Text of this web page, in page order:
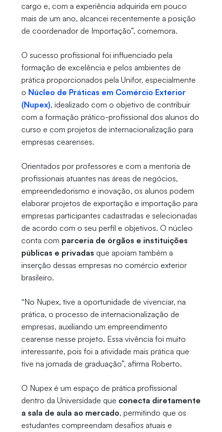
cargo e, com a experiência adquirida em pouco
mais de um ano, alcancei recentemente a posição
de coordenador de Importação”, comemora.
O sucesso profissional foi influenciado pela
formação de excelência e pelos ambientes de
prática proporcionados pela Unifor, especialmente
o Núcleo de Práticas em Comércio Exterior
(Nupex), idealizado com o objetivo de contribuir
com a formação prático-profissional dos alunos do
curso e com projetos de internacionalização para
empresas cearenses.
Orientados por professores e com a mentoria de
profissionais atuantes nas áreas de negócios,
empreendedorismo e inovação, os alunos podem
elaborar projetos de exportação e importação para
empresas participantes cadastradas e selecionadas
de acordo com o seu perfil e objetivos. O núcleo
conta com parceria de órgãos e instituições
públicas e privadas que apoiam também a
inserção dessas empresas no comércio exterior
brasileiro.
“No Nupex, tive a oportunidade de vivenciar, na
prática, o processo de internacionalização de
empresas, auxiliando um empreendimento
cearense nesse projeto. Essa vivência foi muito
interessante, pois foi a atividade mais prática que
tive na jornada de graduação”, afirma Roberto.
O Nupex é um espaço de prática profissional
dentro da Universidade que conecta diretamente
a sala de aula ao mercado, permitindo que os
estudantes compreendam desafios atuais e